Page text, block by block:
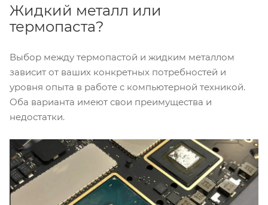
Жидкий металл или
термопаста?
Выбор между термопастой и жидким металлом
зависит от ваших конкретных потребностей и
уровня опыта в работе с компьютерной техникой.
Оба варианта имеют свои преимущества и
недостатки.